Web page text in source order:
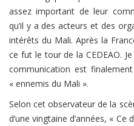
assez important de leur
qu’il y a des acteurs et des
intérêts du Mali. Après la
ce fut le tour de la CEDEAO.
communication est
« ennemis du Mali ».
Selon cet observateur de la
d’une vingtaine d’années, «